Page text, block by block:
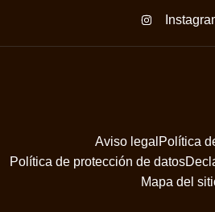
Aviso legal Política
Política de protección de datos
Mapa del